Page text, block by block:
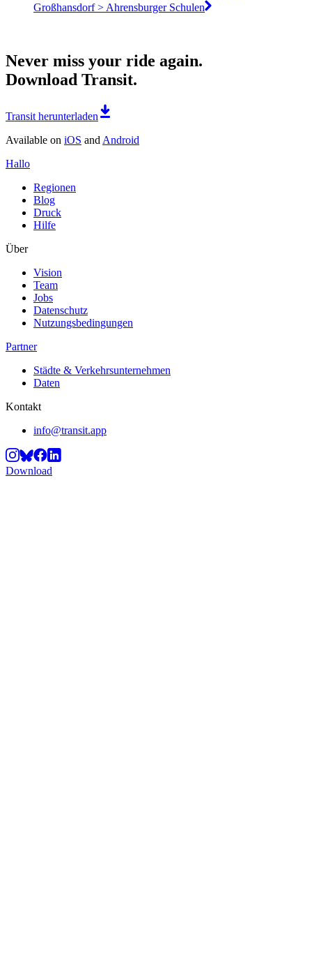
Großhansdorf > Ahrensburger Schulen
Never miss your ride again.
Download Transit.
Transit herunterladen
Available on iOS and Android
Hallo
Regionen
Blog
Druck
Hilfe
Über
Vision
Team
Jobs
Datenschutz
Nutzungsbedingungen
Partner
Städte & Verkehrsunternehmen
Daten
Kontakt
info@transit.app
Download